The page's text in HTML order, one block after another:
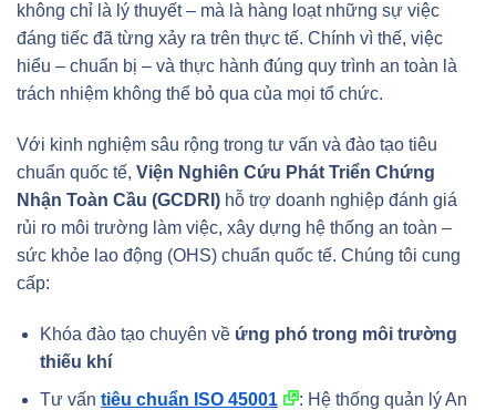
không chỉ là lý thuyết – mà là hàng loạt những sự việc
đáng tiếc đã từng xảy ra trên thực tế. Chính vì thế, việc
hiểu – chuẩn bị – và thực hành đúng quy trình an toàn là
trách nhiệm không thể bỏ qua của mọi tổ chức.
Với kinh nghiệm sâu rộng trong tư vấn và đào tạo tiêu
chuẩn quốc tế, Viện Nghiên Cứu Phát Triển Chứng
Nhận Toàn Cầu (GCDRI) hỗ trợ doanh nghiệp đánh giá
rủi ro môi trường làm việc, xây dựng hệ thống an toàn –
sức khỏe lao động (OHS) chuẩn quốc tế. Chúng tôi cung
cấp:
Khóa đào tạo chuyên về ứng phó trong môi trường
thiếu khí
Tư vấn tiêu chuẩn ISO 45001 : Hệ thống quản lý An